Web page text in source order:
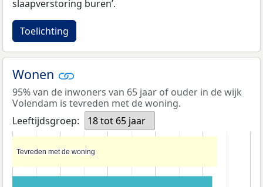
slaapverstoring buren’.
Toelichting
Wonen
95% van de inwoners van 65 jaar of ouder in de wijk
Volendam is tevreden met de woning.
Leeftijdsgroep:
18 tot 65 jaar
Tevreden met de woning
Tevreden met de woning